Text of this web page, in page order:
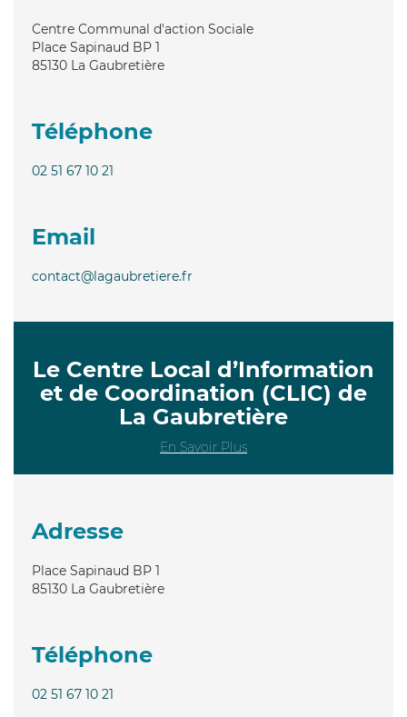
Centre Communal d'action Sociale
Place Sapinaud BP 1
85130 La Gaubretière
Téléphone
02 51 67 10 21
Email
contact@lagaubretiere.fr
Le Centre Local d’Information
et de Coordination (CLIC) de
La Gaubretière
En Savoir Plus
Adresse
Place Sapinaud BP 1
85130 La Gaubretière
Téléphone
02 51 67 10 21